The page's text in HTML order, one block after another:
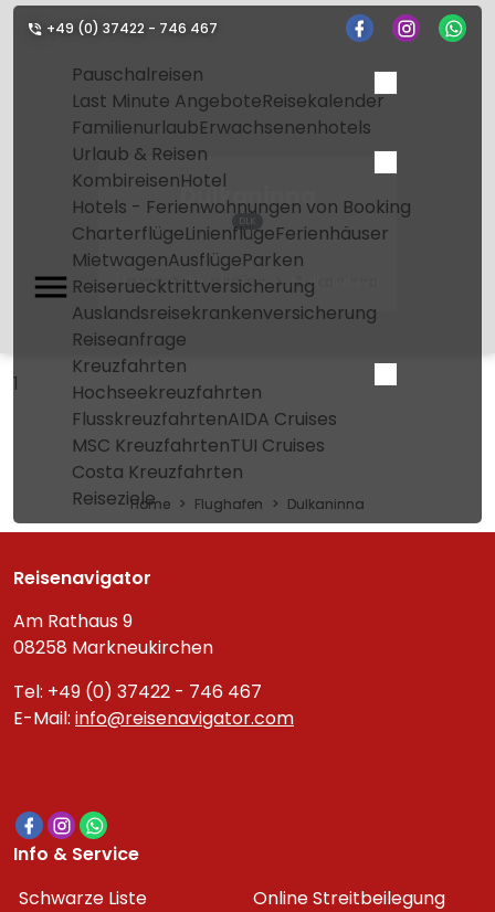
+49 (0) 37422 - 746 467
Pauschalreisen
Last Minute AngeboteReisekalender
FamilienurlaubErwachsenenhotels
Urlaub & Reisen
KombireisenHotel
Hotels - Ferienwohnungen von Booking
CharterflügeLinienflügeFerienhäuser
MietwagenAusflügeParken
Reiseruecktrittversicherung
Auslandsreisekrankenversicherung
Reiseanfrage
Kreuzfahrten
Hochseekreuzfahrten
FlusskreuzfahrtenAIDA Cruises
MSC KreuzfahrtenTUI Cruises
Costa Kreuzfahrten
Reiseziele
Dulkaninna
DLK
Home Flughafen Dulkaninna
1
Home Flughafen Dulkaninna
Reisenavigator
Am Rathaus 9
08258 Markneukirchen
Tel: +49 (0) 37422 - 746 467
E-Mail: info@reisenavigator.com
Info & Service
Schwarze Liste
Online Streitbeilegung